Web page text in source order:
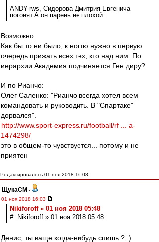
ANDY-rws, Сидорова Дмитрия Евгенича
погонят.А он парень не плохой.
Возможно.
Как бы то ни было, к ногтю нужно в первую
очередь прижать всех тех, кто над ним. По
иерархии Академия подчиняется Ген.диру?
И по Рианчо:
Олег Саленко: "Рианчо всегда хотел всем
командовать и руководить. В "Спартаке"
дорвался".
http://www.sport-express.ru/football/rf ... a-
1474298/
это в общем-то чувствуется... потому и не
приятен
Редактировалось 01 ноя 2018 16:08
ЩукаСМ -
01 ноя 2018 16:03
Nikiforoff » 01 ноя 2018 05:48
# Nikiforoff » 01 ноя 2018 05:48
Денис, ты ваще когда-нибудь спишь ? :)